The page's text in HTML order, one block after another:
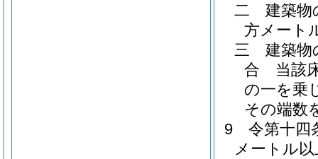
二
建築物
方メート
三
建築物
合 当該
の一を乗
その端数
9
令第十四
メートル